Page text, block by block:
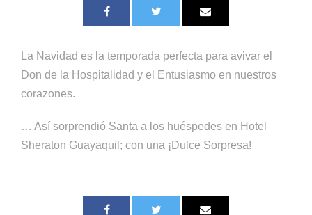
La Navidad es la temporada perfecta para avivar el
Don de la Hospitalidad y el Entusiasmo en nuestros
corazones.
… Así sorprendió Santa a los huéspedes en Hotel
Sheraton Guayaquil; con una ¡Dulce Sorpresa!